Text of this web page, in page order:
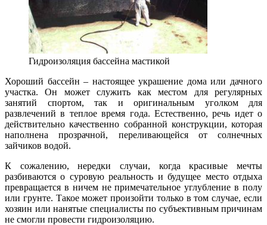
Гидроизоляция бассейна мастикой
Хороший бассейн – настоящее украшение дома или дачного
участка. Он может служить как местом для регулярных
занятий спортом, так и оригинальным уголком для
развлечений в теплое время года. Естественно, речь идет о
действительно качественно собранной конструкции, которая
наполнена прозрачной, переливающейся от солнечных
зайчиков водой.
К сожалению, нередки случаи, когда красивые мечты
разбиваются о суровую реальность и будущее место отдыха
превращается в ничем не примечательное углубление в полу
или грунте. Такое может произойти только в том случае, если
хозяин или нанятые специалисты по субъективным причинам
не смогли провести гидроизоляцию.